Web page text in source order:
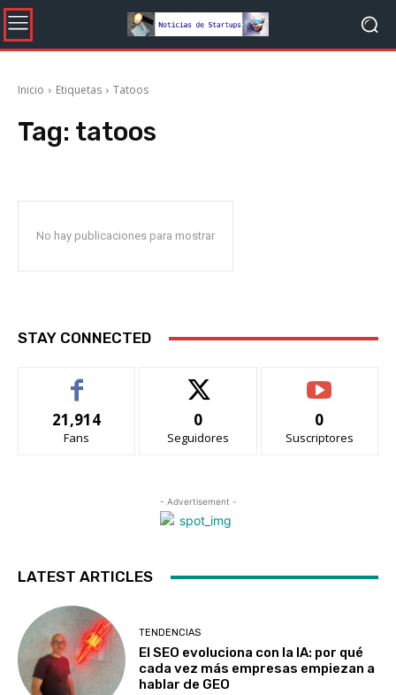
Inicio Etiquetas Tatoos
Tag: tatoos
No hay publicaciones para mostrar
STAY CONNECTED
21,914
Fans
0
Seguidores
0
Suscriptores
- Advertisement -
LATEST ARTICLES
TENDENCIAS
El SEO evoluciona con la IA: por qué
cada vez más empresas empiezan a
hablar de GEO